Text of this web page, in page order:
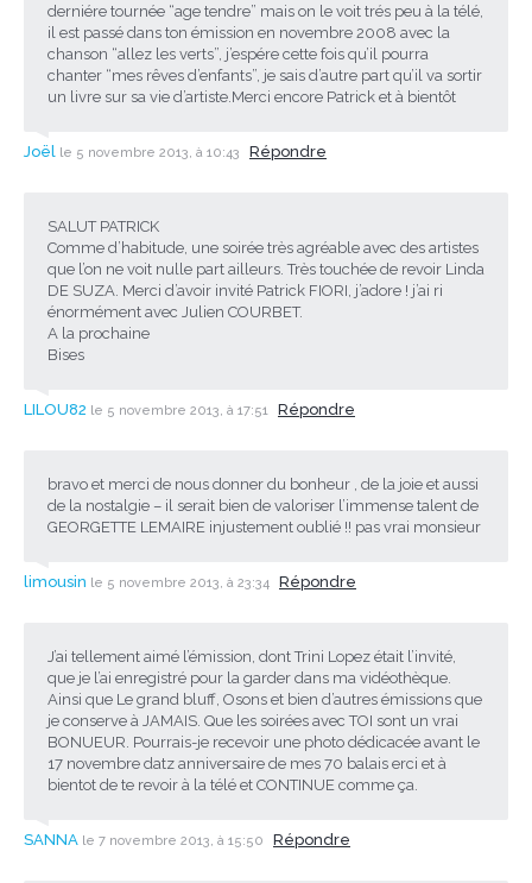
derniére tournée “age tendre” mais on le voit trés peu à la télé,
il est passé dans ton émission en novembre 2008 avec la
chanson “allez les verts”, j’espére cette fois qu’il pourra
chanter “mes rêves d’enfants”, je sais d’autre part qu’il va sortir
un livre sur sa vie d’artiste.Merci encore Patrick et à bientôt
Joël le 5 novembre 2013, à 10:43 Répondre
SALUT PATRICK
Comme d’habitude, une soirée très agréable avec des artistes
que l’on ne voit nulle part ailleurs. Très touchée de revoir Linda
DE SUZA. Merci d’avoir invité Patrick FIORI, j’adore ! j’ai ri
énormément avec Julien COURBET.
A la prochaine
Bises
LILOU82 le 5 novembre 2013, à 17:51 Répondre
bravo et merci de nous donner du bonheur , de la joie et aussi
de la nostalgie – il serait bien de valoriser l’immense talent de
GEORGETTE LEMAIRE injustement oublié !! pas vrai monsieur
limousin le 5 novembre 2013, à 23:34 Répondre
J’ai tellement aimé l’émission, dont Trini Lopez était l’invité,
que je l’ai enregistré pour la garder dans ma vidéothèque.
Ainsi que Le grand bluff, Osons et bien d’autres émissions que
je conserve à JAMAIS. Que les soirées avec TOI sont un vrai
BONUEUR. Pourrais-je recevoir une photo dédicacée avant le
17 novembre datz anniversaire de mes 70 balais erci et à
bientot de te revoir à la télé et CONTINUE comme ça.
SANNA le 7 novembre 2013, à 15:50 Répondre